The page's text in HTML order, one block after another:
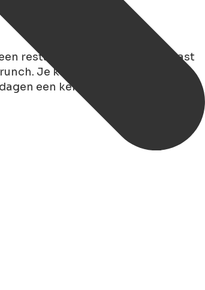
restaurant in Groningen. Naast
Je kunt uitslapen en daarna
een kerstbrunch kunt